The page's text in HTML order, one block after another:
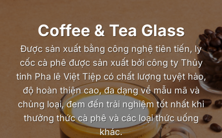
Coffee & Tea Glass
Được sản xuất bằng công nghệ tiên tiến, ly
cốc cà phê được sản xuất bởi công ty Thủy
tinh Pha lê Việt Tiệp có chất lượng tuyệt hảo,
độ hoàn thiện cao, đa dạng về mẫu mã và
chủng loại, đem đến trải nghiệm tốt nhất khi
thưởng thức cà phê và các loại thức uống
khác.